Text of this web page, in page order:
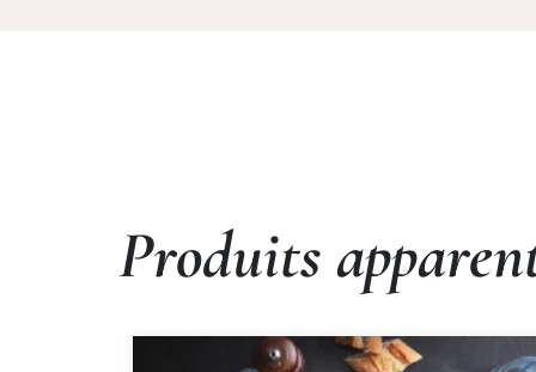
Produits